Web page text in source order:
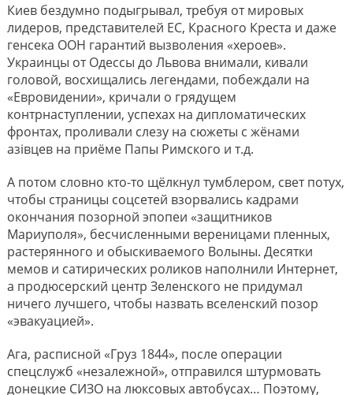
Киев бездумно подыгрывал, требуя от мировых
лидеров, представителей ЕС, Красного Креста и даже
генсека ООН гарантий вызволения «хероев».
Украинцы от Одессы до Львова внимали, кивали
головой, восхищались легендами, побеждали на
«Евровидении», кричали о грядущем
контрнаступлении, успехах на дипломатических
фронтах, проливали слезу на сюжеты с жёнами
азiвцев на приёме Папы Римского и т.д.
А потом словно кто-то щёлкнул тумблером, свет потух,
чтобы страницы соцсетей взорвались кадрами
окончания позорной эпопеи «защитников
Мариуполя», бесчисленными вереницами пленных,
растерянного и обыскиваемого Волыны. Десятки
мемов и сатирических роликов наполнили Интернет,
а продюсерский центр Зеленского не придумал
ничего лучшего, чтобы назвать вселенский позор
«эвакуацией».
Ага, расписной «Груз 1844», после операции
спецслужб «незалежной», отправился штурмовать
донецкие СИЗО на люксовых автобусах… Поэтому,